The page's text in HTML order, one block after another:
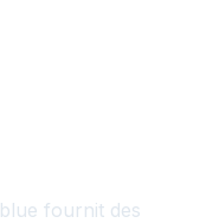
fournit des